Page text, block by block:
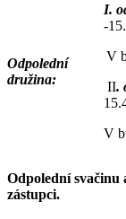
Odpolední
družina:
I.
-
V
II.
V
Odpolední
zástupci.